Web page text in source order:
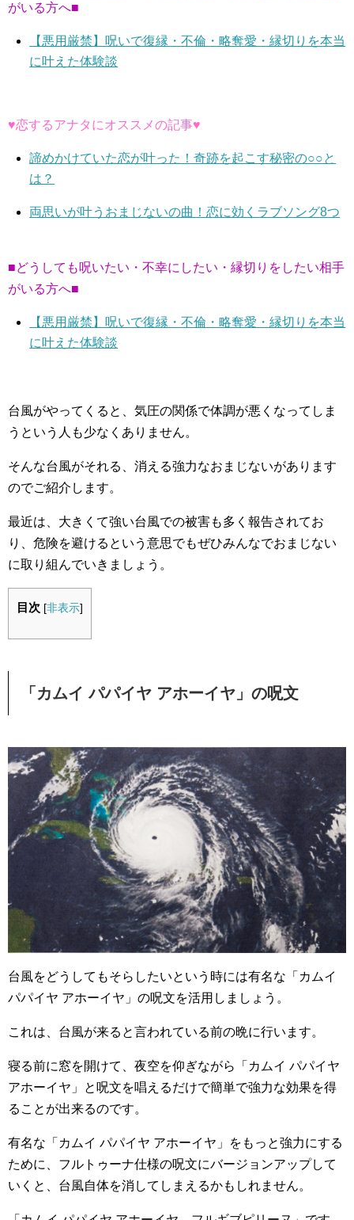
がいる方へ■
【悪用厳禁】呪いで復縁・不倫・略奪愛・縁切りを本当
に叶えた体験談
♥恋するアナタにオススメの記事♥
諦めかけていた恋が叶った！奇跡を起こす秘密の○○と
は？
両思いが叶うおまじないの曲！恋に効くラブソング8つ
■どうしても呪いたい・不幸にしたい・縁切りをしたい相手
がいる方へ■
【悪用厳禁】呪いで復縁・不倫・略奪愛・縁切りを本当
に叶えた体験談
台風がやってくると、気圧の関係で体調が悪くなってしま
うという人も少なくありません。
そんな台風がそれる、消える強力なおまじないがあります
のでご紹介します。
最近は、大きくて強い台風での被害も多く報告されてお
り、危険を避けるという意思でもぜひみんなでおまじない
に取り組んでいきましょう。
目次 [非表示]
「カムイ パパイヤ アホーイヤ」の呪文
台風をどうしてもそらしたいという時には有名な「カムイ
パパイヤ アホーイヤ」の呪文を活用しましょう。
これは、台風が来ると言われている前の晩に行います。
寝る前に窓を開けて、夜空を仰ぎながら「カムイ パパイヤ
アホーイヤ」と呪文を唱えるだけで簡単で強力な効果を得
ることが出来るのです。
有名な「カムイ パパイヤ アホーイヤ」をもっと強力にする
ために、フルトゥーナ仕様の呪文にバージョンアップして
いくと、台風自体を消してしまえるかもしれません。